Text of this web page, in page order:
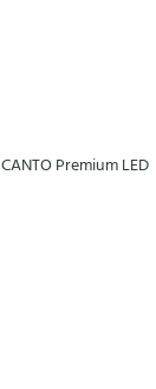
CANTO Premium LED